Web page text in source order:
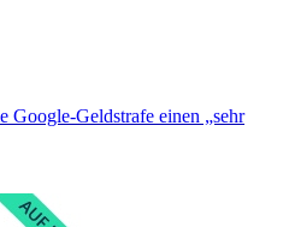
Google-Geldstrafe einen „sehr